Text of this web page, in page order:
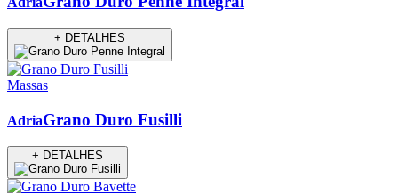
+ DETALHES
Massas
AdriaGrano Duro Fusilli
+ DETALHES